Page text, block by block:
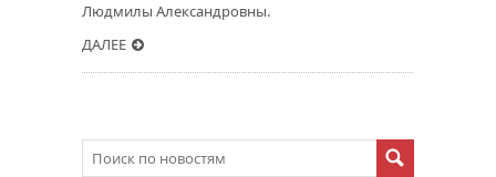
Людмилы Александровны.
ДАЛЕЕ